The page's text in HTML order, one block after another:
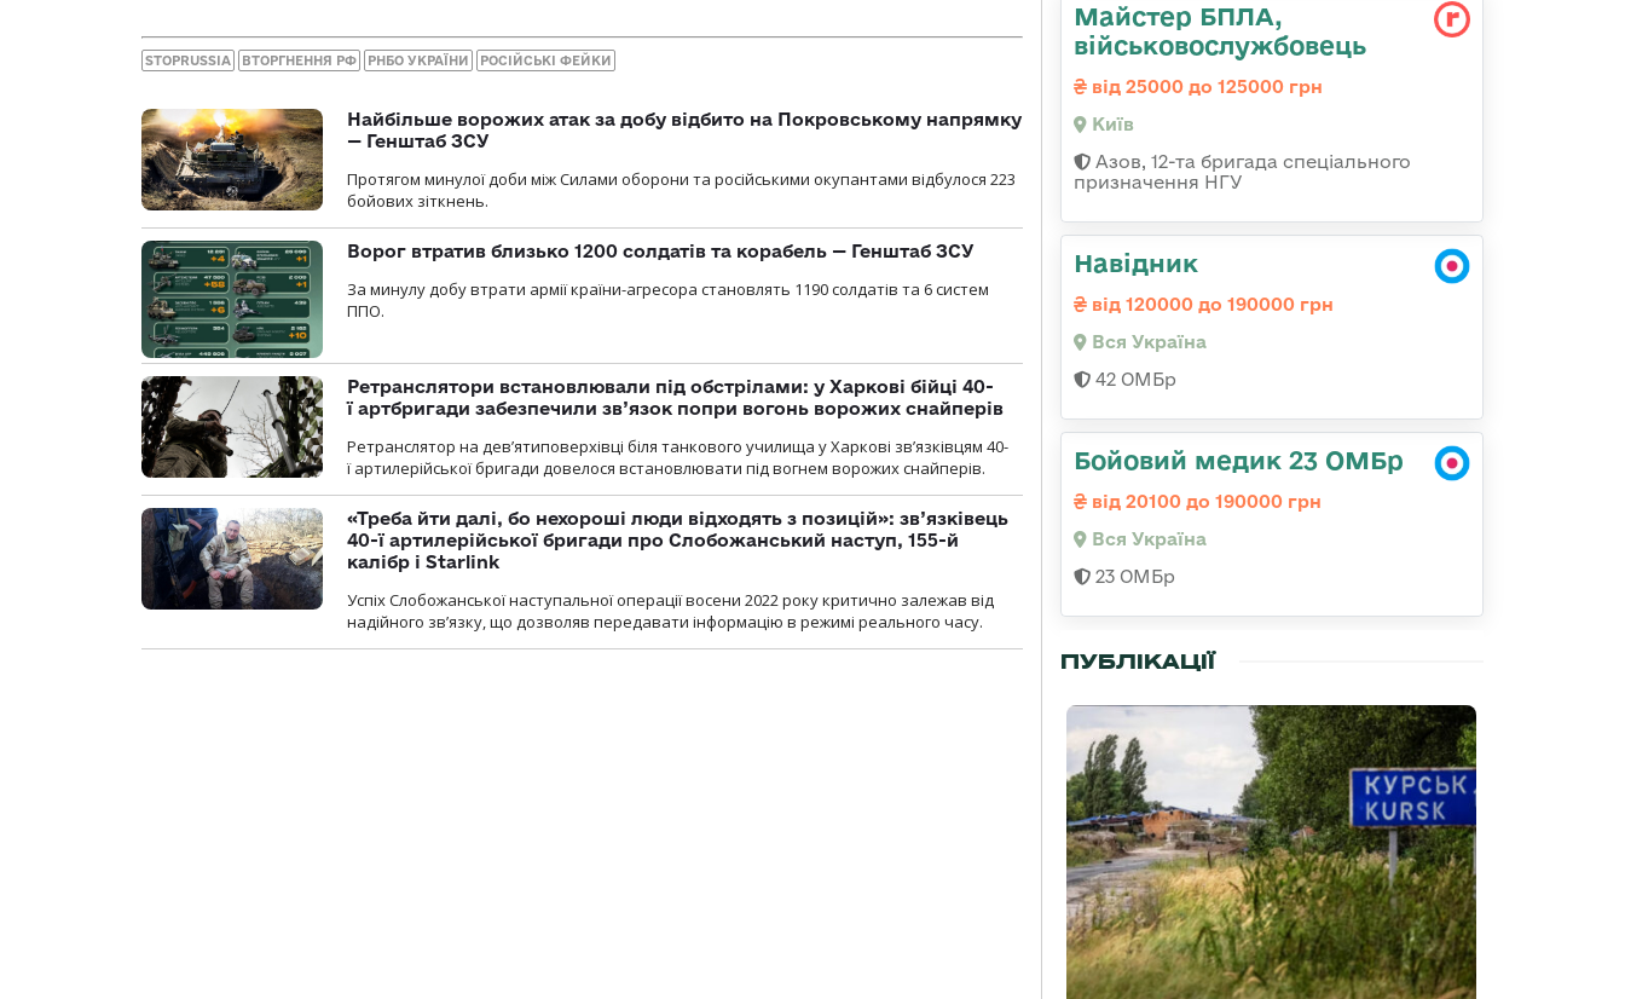
STOPRUSSIA ВТОРГНЕННЯ РФ РНБО УКРАЇНИ РОСІЙСЬКІ ФЕЙКИ
Найбільше ворожих атак за добу відбито на Покровському напрямку
— Генштаб ЗСУ
Протягом минулої доби між Силами оборони та російськими окупантами відбулося 223
бойових зіткнень.
Ворог втратив близько 1200 солдатів та корабель — Генштаб ЗСУ
За минулу добу втрати армії країни-агресора становлять 1190 солдатів та 6 систем
ППО.
Ретранслятори встановлювали під обстрілами: у Харкові бійці 40-
ї артбригади забезпечили зв’язок попри вогонь ворожих снайперів
Ретранслятор на дев’ятиповерхівці біля танкового училища у Харкові зв’язківцям 40-
ї артилерійської бригади довелося встановлювати під вогнем ворожих снайперів.
«Треба йти далі, бо нехороші люди відходять з позицій»: зв’язківець
40-ї артилерійської бригади про Слобожанський наступ, 155-й
калібр і Starlink
Успіх Слобожанської наступальної операції восени 2022 року критично залежав від
надійного зв’язку, що дозволяв передавати інформацію в режимі реального часу.
Майстер БПЛА,
військовослужбовець
від 25000 до 125000 грн
Київ
Азов, 12-та бригада спеціального
призначення НГУ
Навідник
від 120000 до 190000 грн
Вся Україна
42 ОМБр
Бойовий медик 23 ОМБр
від 20100 до 190000 грн
Вся Україна
23 ОМБр
ПУБЛІКАЦІЇ